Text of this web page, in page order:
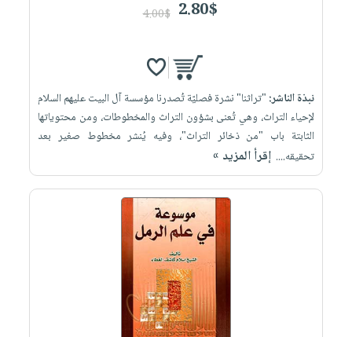
2.80$
4.00$
نبذة الناشر: "تراثنا" نشرة فصليّة تُصدرنا مؤسسة آل البيت عليهم السلام
لإحياء التراث، وهي تُعنى بشؤون التراث والمخطوطات، ومن محتوياتها
الثابتة باب "من ذخائر التراث"، وفيه يُنشر مخطوط صغير بعد
تحقيقه.... إقرأ المزيد »